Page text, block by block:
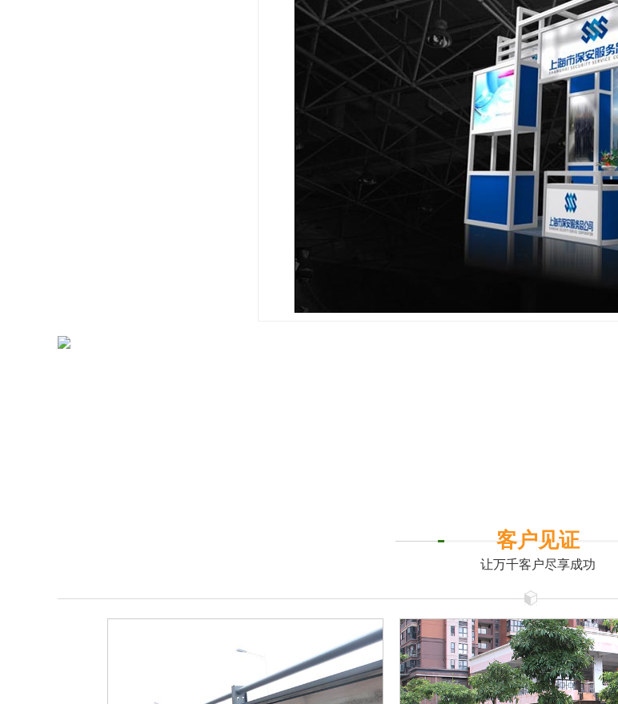
客户见证
让万千客户尽享成功